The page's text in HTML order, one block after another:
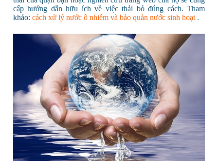
cấp hướng dẫn hữu ích về việc thải bỏ đúng cách. Tham
khảo: cách xử lý nước ô nhiễm và bảo quản nước sinh hoạt .